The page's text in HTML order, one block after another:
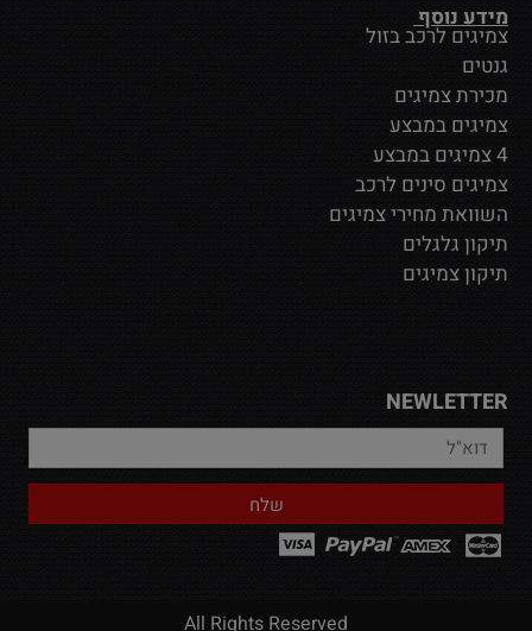
מידע נוסף
צמיגים לרכב בזול
גנטים
מכירת צמיגים
צמיגים במבצע
4 צמיגים במבצע
צמיגים סינים לרכב
השוואת מחירי צמיגים
תיקון גלגלים
תיקון צמיגים
NEWLETTER
All Rights Reserved